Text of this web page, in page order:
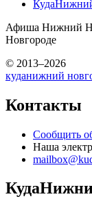
Афиша Нижний
Новгороде
© 2013–2026
куданижний
Контакты
Сообщить
Наша